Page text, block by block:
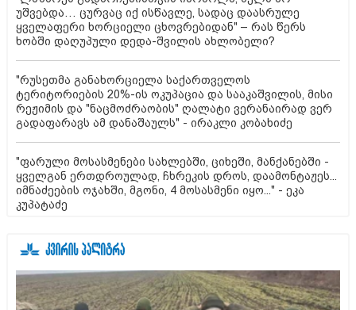
უშვებდა… ცურვაც იქ ისწავლე, სადაც დაასრულე
ყველაფერი ხორციელი ცხოვრებიდან" – რას წერს
ხობში დაღუპული დედა-შვილის ახლობელი?
"რუსეთმა განახორციელა საქართველოს
ტერიტორიების 20%-ის ოკუპაცია და სააკაშვილის, მისი
რეჟიმის და "ნაცმოძრაობის" ღალატი ვერანაირად ვერ
გადაფარავს ამ დანაშაულს" - ირაკლი კობახიძე
"ფარული მოსასმენები სახლებში, ციხეში, მანქანებში -
ყველგან ერთდროულად, ჩხრეკის დროს, დაამონტაჟეს...
იმნაძეების ოჯახში, მგონი, 4 მოსასმენი იყო..." - ეკა
კუპატაძე